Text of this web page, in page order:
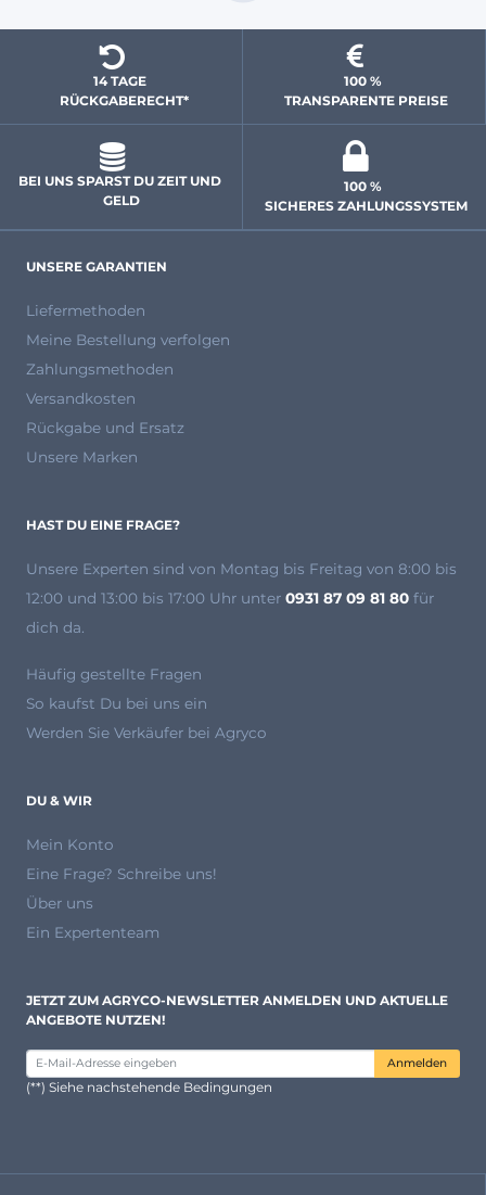
14 TAGE
  RÜCKGABERECHT*
100 %
TRANSPARENTE PREISE
BEI UNS SPARST DU ZEIT UND
GELD
100 %
SICHERES ZAHLUNGSSYSTEM
UNSERE GARANTIEN
Liefermethoden
Meine Bestellung verfolgen
Zahlungsmethoden
Versandkosten
Rückgabe und Ersatz
Unsere Marken
HAST DU EINE FRAGE?
Unsere Experten sind von Montag bis Freitag von 8:00 bis
12:00 und 13:00 bis 17:00 Uhr unter 0931 87 09 81 80 für
dich da.
Häufig gestellte Fragen
So kaufst Du bei uns ein
Werden Sie Verkäufer bei Agryco
DU & WIR
Mein Konto
Eine Frage? Schreibe uns!
Über uns
Ein Expertenteam
JETZT ZUM AGRYCO-NEWSLETTER ANMELDEN UND AKTUELLE
ANGEBOTE NUTZEN!
Anmelden
(**) Siehe nachstehende Bedingungen